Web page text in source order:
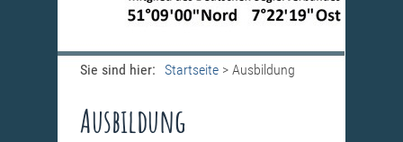
Sie sind hier: Startseite > Ausbildung
Ausbildung